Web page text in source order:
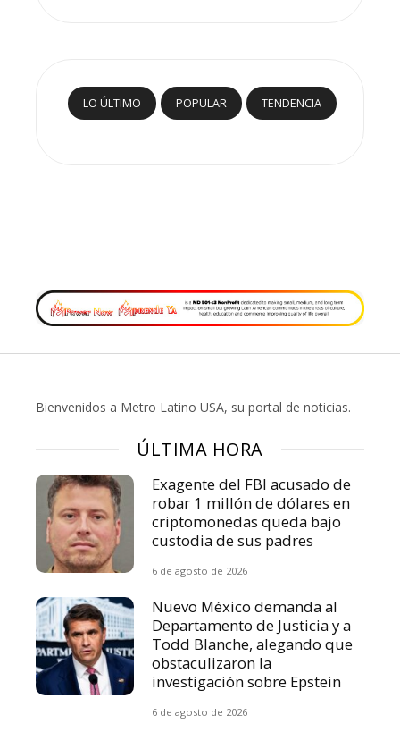
LO ÚLTIMO POPULAR TENDENCIA
Bienvenidos a Metro Latino USA, su portal de noticias.
ÚLTIMA HORA
Exagente del FBI acusado de
robar 1 millón de dólares en
criptomonedas queda bajo
custodia de sus padres
6 de agosto de 2026
Nuevo México demanda al
Departamento de Justicia y a
Todd Blanche, alegando que
obstaculizaron la
investigación sobre Epstein
6 de agosto de 2026